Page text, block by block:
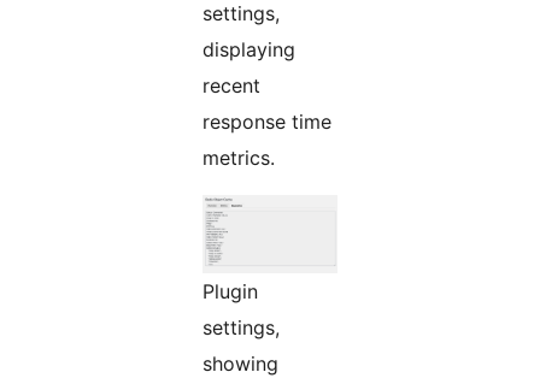
settings,
displaying
recent
response time
metrics.
Plugin
settings,
showing